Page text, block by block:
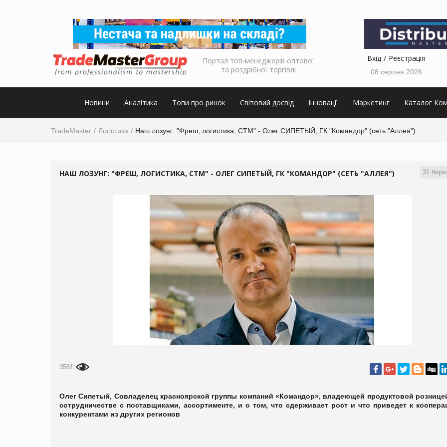
Портал топ-менеджерів оптової
та роздрібної торгівлі
Вхід Реєстрація
08 серпня 2026
Новини Аналітика Топи про ринок Світовий досвід Інновації Маркетинг Каталог
TradeMaster Логістика Наш лозунг: "Фреш, логистика, СТМ" - Олег СИПЕТЫЙ, ГК "Командор" (сеть "Аллея")
31
НАШ ЛОЗУНГ: "ФРЕШ, ЛОГИСТИКА, СТМ" - ОЛЕГ СИПЕТЫЙ, ГК "КОМАНДОР" (СЕТЬ "АЛЛЕЯ")
3581
Олег Сипетый, Совладелец красноярской группы компаний «Командор», владеющей продуктовой
сотрудничестве с поставщиками, ассортименте, и о том, что сдерживает рост и что приведет к
конкурентами из других регионов